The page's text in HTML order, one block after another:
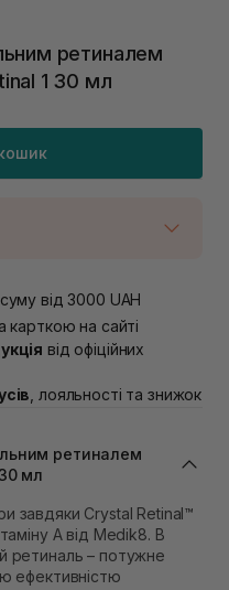
ретиналем
1 30 мл
4
Підстригача, 1В
Бандери 45
го Липня, 15
і Гудачека 23 (ТЦ
від 3000 UAH
карткою на сайті
від офіційних
, лояльності та знижок
ретиналем
мл
завдяки Crystal Retinal™
А від Medik8. В
ретиналь – потужне
ефективністю